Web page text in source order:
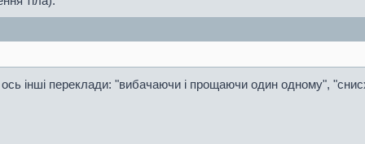
інші переклади: "вибачаючи і прощаючи один одному",